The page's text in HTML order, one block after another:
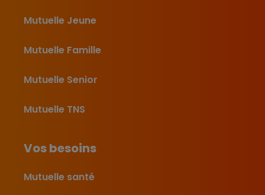
Mutuelle Jeune
Mutuelle Famille
Mutuelle Senior
Mutuelle TNS
Vos besoins
Mutuelle santé